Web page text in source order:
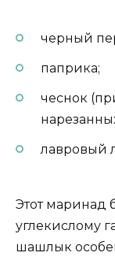
черный
паприка;
чеснок
лавровый
Этот маринад
углекислому
шашлык